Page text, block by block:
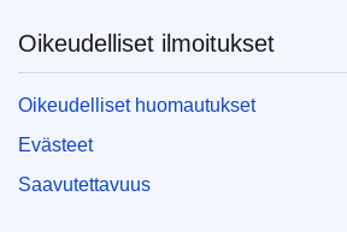
Oikeudelliset ilmoitukset
Oikeudelliset huomautukset
Evästeet
Saavutettavuus